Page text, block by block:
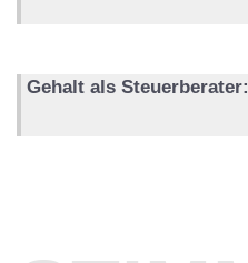
Gehalt als